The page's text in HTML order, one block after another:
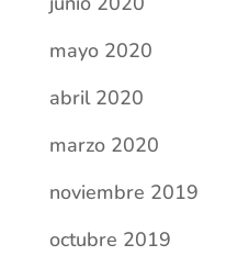
mayo 2020
abril 2020
marzo 2020
noviembre 2019
octubre 2019